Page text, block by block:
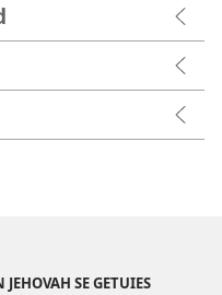
SE GETUIES